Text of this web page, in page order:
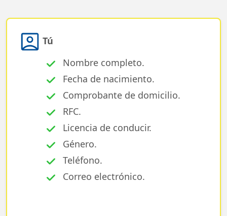
Tú
Nombre completo.
Fecha de nacimiento.
Comprobante de domicilio.
RFC.
Licencia de conducir.
Género.
Teléfono.
Correo electrónico.